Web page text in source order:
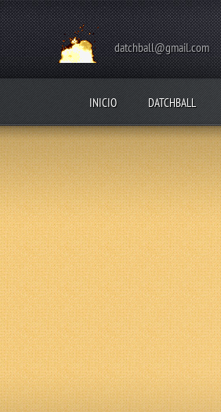
datchball@gmail.com
INICIO DATCHBALL